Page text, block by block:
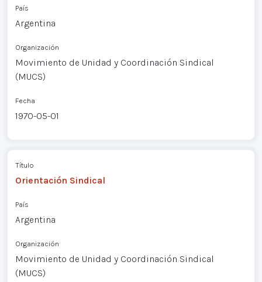
País
Argentina
Organización
Movimiento de Unidad y Coordinación Sindical
(MUCS)
Fecha
1970-05-01
Título
Orientación Sindical
País
Argentina
Organización
Movimiento de Unidad y Coordinación Sindical
(MUCS)